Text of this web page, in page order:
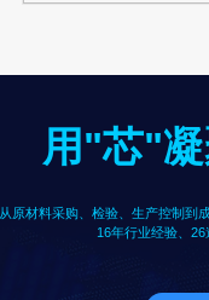
用"芯"
从原材料采购、检验、生产控制到
16年行业经验、26